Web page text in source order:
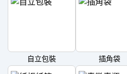
自立包裝 插角袋